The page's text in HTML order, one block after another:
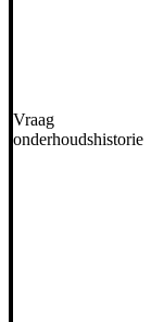
Vraag
onderhoudshistorie